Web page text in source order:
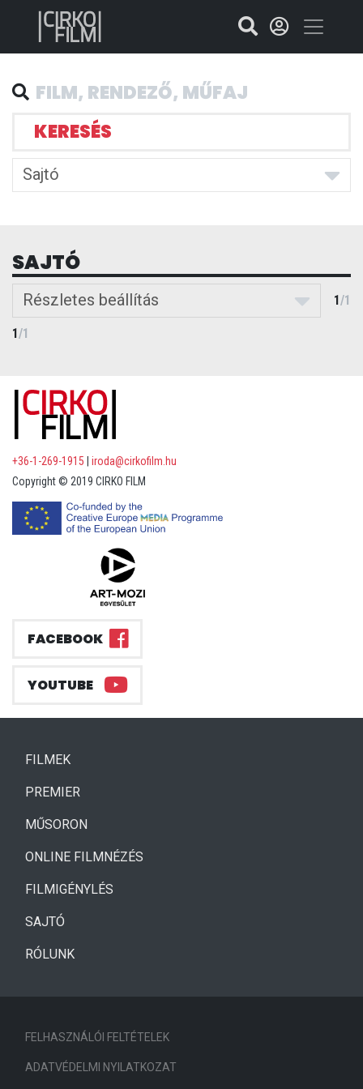
KERESÉS
Sajtó
SAJTÓ
Részletes beállítás 1/1
1/1
+36-1-269-1915
iroda@cirkofilm.hu
Copyright © 2019 CIRKO FILM
FACEBOOK
YOUTUBE
FILMEK(CURRENT)
PREMIER
MŰSORON
ONLINE FILMNÉZÉS
FILMIGÉNYLÉS
SAJTÓ
RÓLUNK
FELHASZNÁLÓI FELTÉTELEK
ADATVÉDELMI NYILATKOZAT